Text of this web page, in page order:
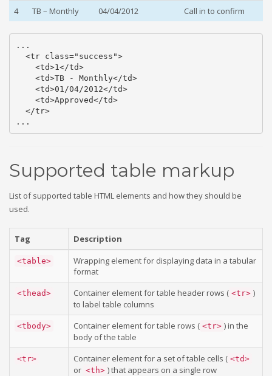
4
TB – Monthly 04/04/2012 Call in to confirm
...
  <tr class="success">
    <td>1</td>
    <td>TB - Monthly</td>
    <td>01/04/2012</td>
    <td>Approved</td>
  </tr>
...
Supported table markup
List of supported table HTML elements and how they should be
used.
Tag Description
<table>
Wrapping element for displaying data in a tabular
format
<thead> Container element for table header rows ( <tr> )
to label table columns
<tbody> Container element for table rows ( <tr> ) in the
body of the table
<tr> Container element for a set of table cells ( <td>
or <th> ) that appears on a single row